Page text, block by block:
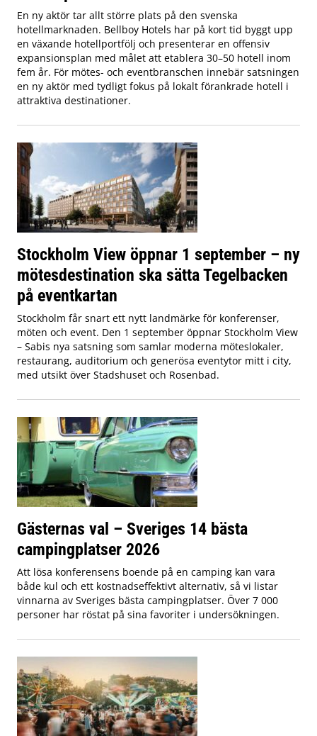
En ny aktör tar allt större plats på den svenska
hotellmarknaden. Bellboy Hotels har på kort tid byggt upp
en växande hotellportfölj och presenterar en offensiv
expansionsplan med målet att etablera 30–50 hotell inom
fem år. För mötes- och eventbranschen innebär satsningen
en ny aktör med tydligt fokus på lokalt förankrade hotell i
attraktiva destinationer.
Stockholm View öppnar 1 september – ny
mötesdestination ska sätta Tegelbacken
på eventkartan
Stockholm får snart ett nytt landmärke för konferenser,
möten och event. Den 1 september öppnar Stockholm View
– Sabis nya satsning som samlar moderna möteslokaler,
restaurang, auditorium och generösa eventytor mitt i city,
med utsikt över Stadshuset och Rosenbad.
Gästernas val – Sveriges 14 bästa
campingplatser 2026
Att lösa konferensens boende på en camping kan vara
både kul och ett kostnadseffektivt alternativ, så vi listar
vinnarna av Sveriges bästa campingplatser. Över 7 000
personer har röstat på sina favoriter i undersökningen.